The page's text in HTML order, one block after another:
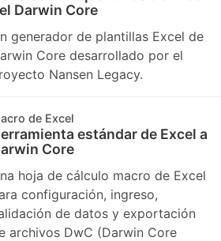
Darwin Core
generador de plantillas Excel de
Core desarrollado por el
Nansen Legacy.
de Excel
estándar de Excel a
Core
hoja de cálculo macro de Excel
configuración, ingreso,
de datos y exportación
archivos DwC (Darwin Core